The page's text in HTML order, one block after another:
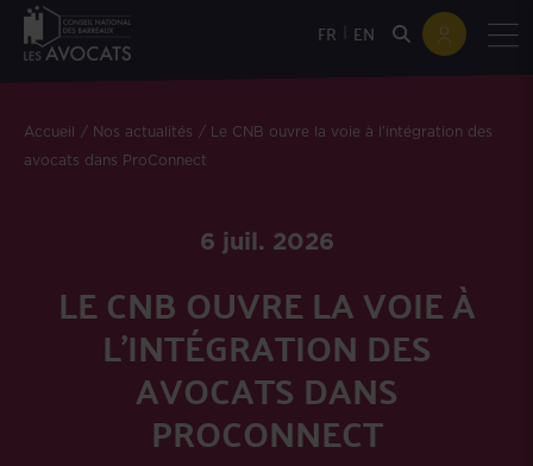
FR EN
Accueil Nos actualités
Le CNB ouvre la voie à l’intégration des
avocats dans ProConnect
6 juil. 2026
LE CNB OUVRE LA VOIE À
L’INTÉGRATION DES
AVOCATS DANS
PROCONNECT